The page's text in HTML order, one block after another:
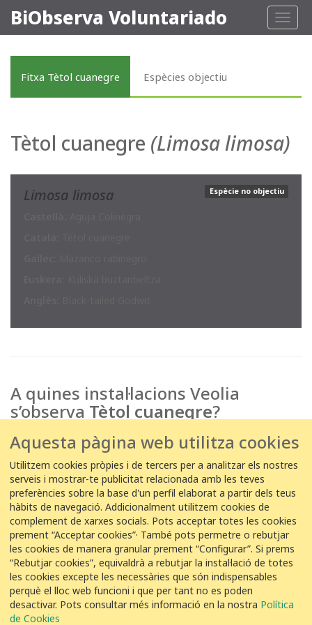
Toggle
BiObserva Voluntariado
Fitxa Tètol cuanegre Espècies objectiu
Tètol cuanegre (Limosa limosa)
Limosa limosa Espècie no objectiu
A quines instal·lacions Veolia
s’observa Tètol cuanegre?
EDAR
Huelva
EDAR
Cabezo
Beaza
COL·LABORACIÓ
Aquesta pàgina web utilitza cookies
Utilitzem cookies pròpies i de tercers per a analitzar els nostres
serveis i mostrar-te publicitat relacionada amb les teves
preferències sobre la base d'un perfil elaborat a partir dels teus
hàbits de navegació. Addicionalment utilitzem cookies de
complement de xarxes socials. Pots acceptar totes les cookies
prement “Acceptar cookies”· També pots permetre o rebutjar
les cookies de manera granular prement “Configurar”. Si prems
“Rebutjar cookies”, equivaldrà a rebutjar la instal·lació de totes
les cookies excepte les necessàries que són indispensables
perquè el lloc web funcioni i que per tant no es poden
desactivar. Pots consultar més informació en la nostra Política
de Cookies